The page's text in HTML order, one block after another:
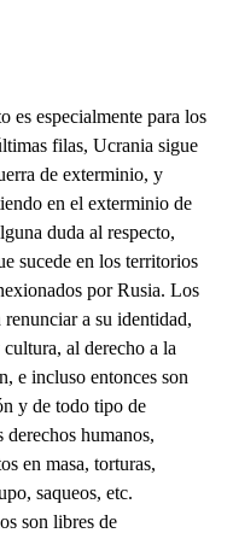
es especialmente para los
filas, Ucrania sigue
de exterminio, y
en el exterminio de
duda al respecto,
sucede en los territorios
por Rusia. Los
renunciar a su identidad,
al derecho a la
e incluso entonces son
y de todo tipo de
humanos,
en masa, torturas,
saqueos, etc.
son libres de